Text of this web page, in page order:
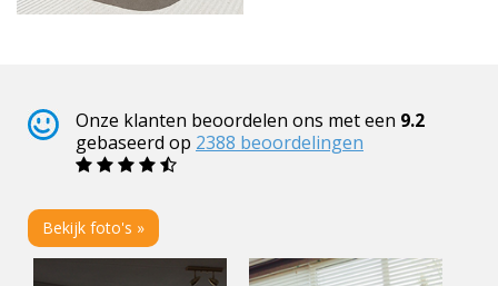
Onze klanten beoordelen ons met een 9.2
gebaseerd op 2388 beoordelingen
Bekijk foto's »